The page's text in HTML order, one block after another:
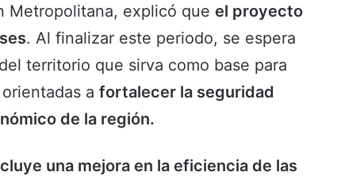
Metropolitana, explicó que el proyecto
. Al finalizar este periodo, se espera
territorio que sirva como base para
a fortalecer la seguridad
de la región.
una mejora en la eficiencia de las